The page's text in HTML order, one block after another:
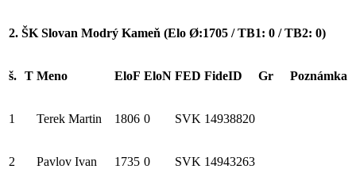
2. ŠK Slovan Modrý Kameň (Elo Ø:1705 / TB1: 0 / TB2: 0)
š. T Meno EloF EloN FED FideID Gr Poznámka
1 Terek Martin 1806 0 SVK 14938820
2 Pavlov Ivan 1735 0 SVK 14943263